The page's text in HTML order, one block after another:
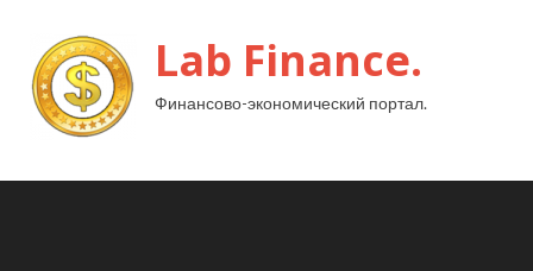
Lab Finance.
Финансово-экономический портал.